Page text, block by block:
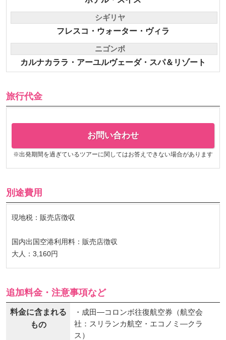
ホテル・スイス
シギリヤ
フレスコ・ウォーター・ヴィラ
ニゴンボ
カルナカララ・アーユルヴェーダ・スパ＆リゾート
旅行代金
お問い合わせ
別途費用
国内出国空港利用料：販売店徴収
追加料金・注意事項など
料金に含まれる
・成田―コロンボ往復航空券（航空会
社：スリランカ航空・エコノミ―クラ